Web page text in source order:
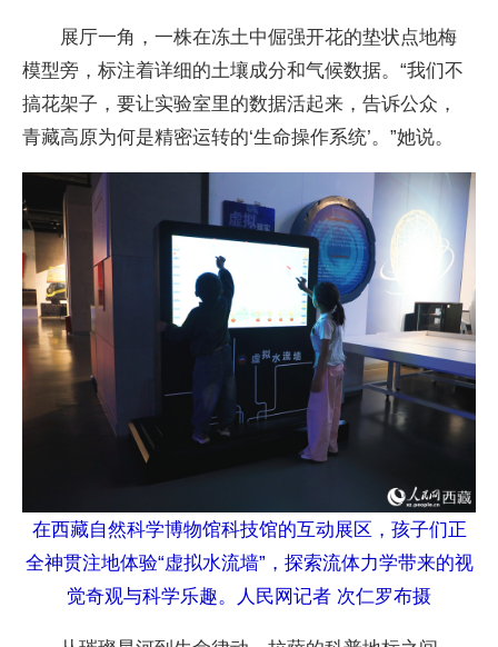
展厅一角，一株在冻土中倔强开花的垫状点地梅
模型旁，标注着详细的土壤成分和气候数据。“我们不
搞花架子，要让实验室里的数据活起来，告诉公众，
青藏高原为何是精密运转的‘生命操作系统’。”她说。
在西藏自然科学博物馆科技馆的互动展区，孩子们正
全神贯注地体验“虚拟水流墙”，探索流体力学带来的视
觉奇观与科学乐趣。人民网记者 次仁罗布摄